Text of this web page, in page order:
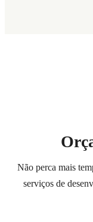
Não perca mais
serviços de